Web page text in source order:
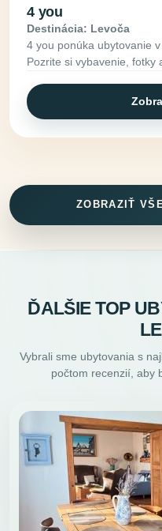
4 you
Destinácia: Levoča
4 you ponúka ubytovanie
Pozrite si vybavenie, fotky
ZOBRAZIŤ
ĎALŠIE TOP
Vybrali sme ubytovania s
počtom recenzií, aby